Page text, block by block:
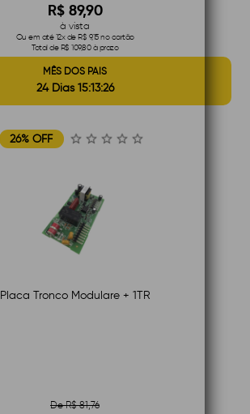
R$ 89,90
à vista
Ou em até 12x de R$ 9,15 no cartão
Total de R$ 109,80 à prazo
MÊS DOS PAIS
24 Dias 15:13:25
26% OFF
Placa Tronco Modulare + 1TR
De R$ 81,76